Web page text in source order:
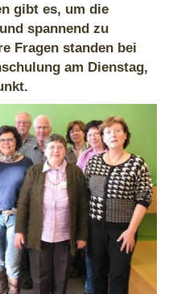
gibt es, um die
spannend zu
Fragen standen bei
am Dienstag,